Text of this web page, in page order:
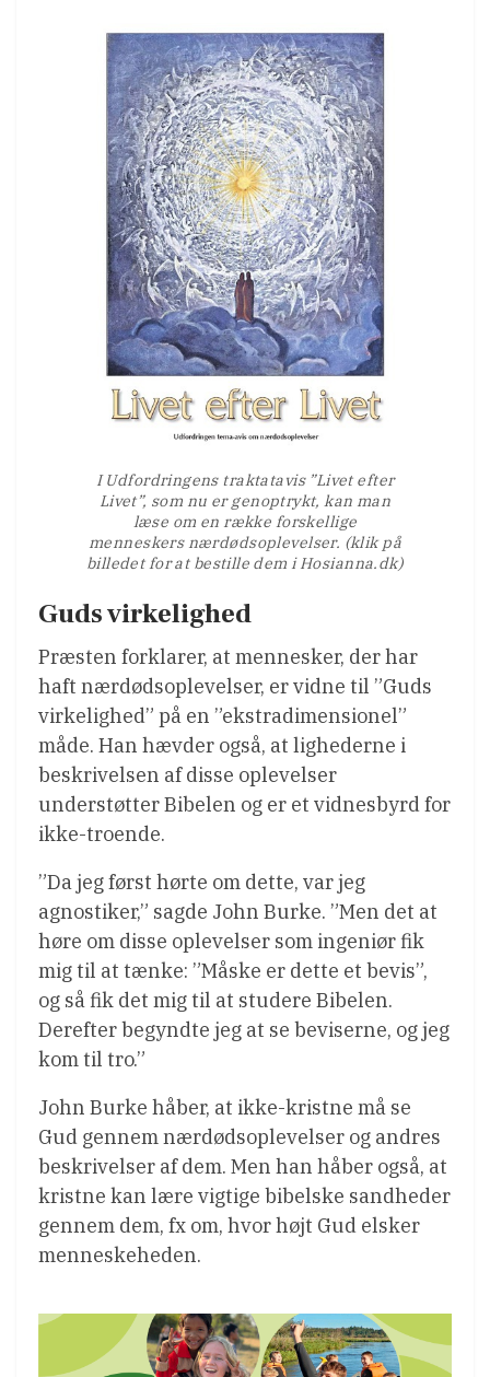
I Udfordringens traktatavis ”Livet efter
Livet”, som nu er genoptrykt, kan man
læse om en række forskellige
menneskers nærdødsoplevelser. (klik på
billedet for at bestille dem i Hosianna.dk)
Guds virkelighed
Præsten forklarer, at mennesker, der har
haft nærdødsoplevelser, er vidne til ”Guds
virkelighed” på en ”ekstradimensionel”
måde. Han hævder også, at lighederne i
beskrivelsen af disse oplevelser
understøtter Bibelen og er et vidnesbyrd for
ikke-troende.
”Da jeg først hørte om dette, var jeg
agnostiker,” sagde John Burke. ”Men det at
høre om disse oplevelser som ingeniør fik
mig til at tænke: ”Måske er dette et bevis”,
og så fik det mig til at studere Bibelen.
Derefter begyndte jeg at se beviserne, og jeg
kom til tro.”
John Burke håber, at ikke-kristne må se
Gud gennem nærdødsoplevelser og andres
beskrivelser af dem. Men han håber også, at
kristne kan lære vigtige bibelske sandheder
gennem dem, fx om, hvor højt Gud elsker
menneskeheden.